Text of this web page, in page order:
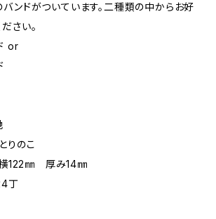
ンドがついています。二種類の中からお好
さい。
or
のこ
122㎜ 厚み14㎜
丁